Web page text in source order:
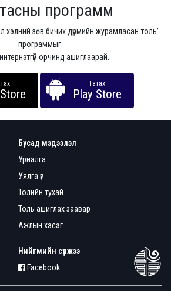
программ
хэлний зөв бичих дүрмийн журамласан толь’
программыг
орчинд ашиглаарай.
Татах
Play Store
Бусад мэдээлэл
Уриалга
Уялга үг
Толийн тухай
Толь ашиглах заавар
Ажлын хэсэг
Нийгмийн сүлжээ
Facebook